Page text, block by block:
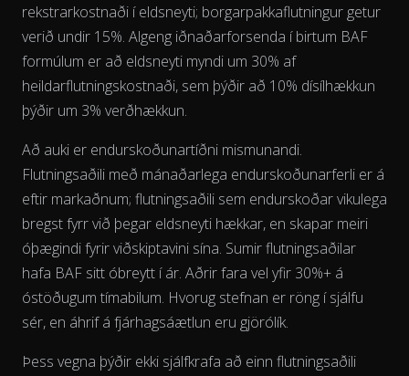
The chart has 2 Y axes displaying % and EUR/L.
rekstrarkostnaði í eldsneyti; borgarpakkaflutningur getur
verið undir 15%. Algeng iðnaðarforsenda í birtum BAF
formúlum er að eldsneyti myndi um 30% af
heildarflutningskostnaði, sem þýðir að 10% dísílhækkun
þýðir um 3% verðhækkun.
Að auki er endurskoðunartíðni mismunandi.
Flutningsaðili með mánaðarlega endurskoðunarferli er á
eftir markaðnum; flutningsaðili sem endurskoðar vikulega
bregst fyrr við þegar eldsneyti hækkar, en skapar meiri
óþægindi fyrir viðskiptavini sína. Sumir flutningsaðilar
hafa BAF sitt óbreytt í ár. Aðrir fara vel yfir 30%+ á
óstöðugum tímabilum. Hvorug stefnan er röng í sjálfu
sér, en áhrif á fjárhagsáætlun eru gjörólík.
Þess vegna þýðir ekki sjálfkrafa að einn flutningsaðili